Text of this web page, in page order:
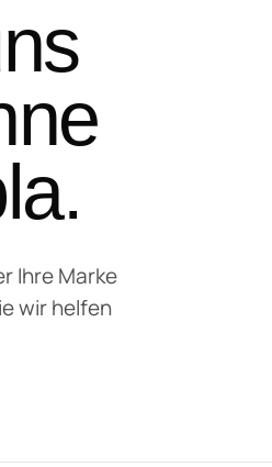
Ihre Marke
wir helfen